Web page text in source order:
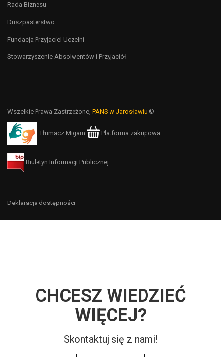
Rada Biznesu
Duszpasterstwo
Fundacja Przyjaciel Uczelni
Stowarzyszenie Absolwentów i Przyjaciół
Wszelkie Prawa Zastrzeżone, PANS w Jarosławiu ©
Tłumacz Migam Platforma zakupowa
Biuletyn Informacji Publicznej
Deklaracja dostępności
CHCESZ WIEDZIEĆ
WIĘCEJ?
Skontaktuj się z nami!